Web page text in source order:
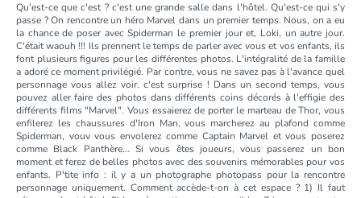
Qu'est-ce que c'est ? c'est une grande salle dans l'hôtel. Qu'est-ce qui s'y
passe ? On rencontre un héro Marvel dans un premier temps. Nous, on a eu
la chance de poser avec Spiderman le premier jour et, Loki, un autre jour.
C'était waouh !!! Ils prennent le temps de parler avec vous et vos enfants, ils
font plusieurs figures pour les différentes photos. L'intégralité de la famille
a adoré ce moment privilégié. Par contre, vous ne savez pas à l'avance quel
personnage vous allez voir. c'est surprise ! Dans un second temps, vous
pouvez aller faire des photos dans différents coins décorés à l'effigie des
différents films "Marvel". Vous essaierez de porter le marteau de Thor, vous
enfilerez les chaussures d'Iron Man, vous marcherez au plafond comme
Spiderman, vouv vous envolerez comme Captain Marvel et vous poserez
comme Black Panthère... Si vous êtes joueurs, vous passerez un bon
moment et ferez de belles photos avec des souvenirs mémorables pour vos
enfants. P'tite info : il y a un photographe photopass pour la rencontre
personnage uniquement. Comment accède-t-on à cet espace ? 1) Il faut